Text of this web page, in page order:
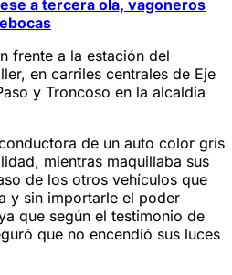
a tercera ola, vagoneros
frente a la estación del
en carriles centrales de Eje
y Troncoso en la alcaldía
de un auto color gris
mientras maquillaba sus
de los otros vehículos que
y sin importarle el poder
que según el testimonio de
que no encendió sus luces